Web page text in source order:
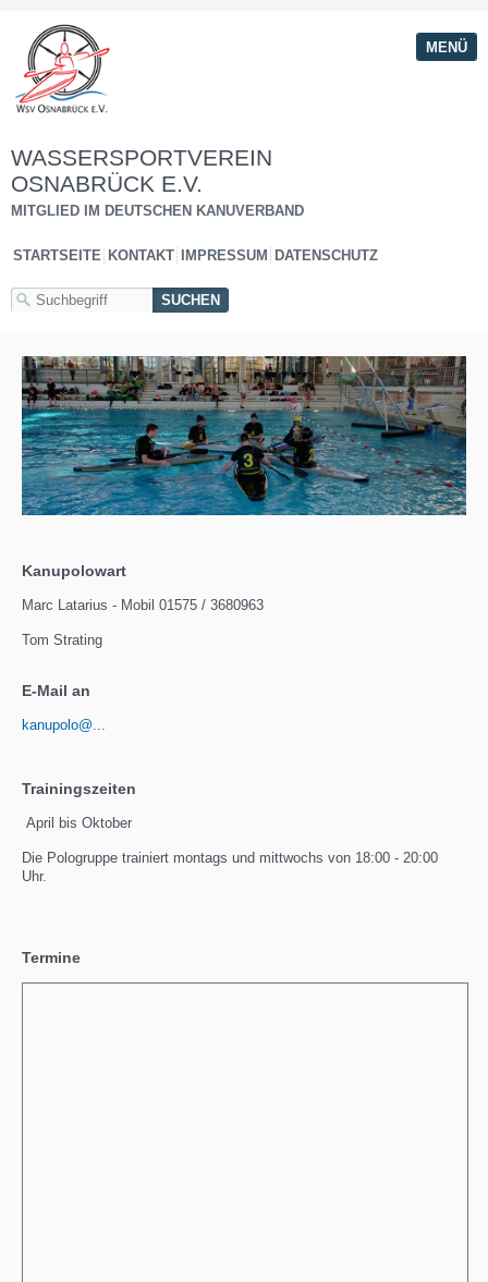
MENÜ
WASSERSPORTVEREIN
OSNABRÜCK E.V.
MITGLIED IM DEUTSCHEN KANUVERBAND
STARTSEITE KONTAKT IMPRESSUM DATENSCHUTZ
Kanupolowart
Marc Latarius - Mobil 01575 / 3680963
Tom Strating
E-Mail an
kanupolo@...
Trainingszeiten
April bis Oktober
Die Pologruppe trainiert montags und mittwochs von 18:00 - 20:00
Uhr.
Termine